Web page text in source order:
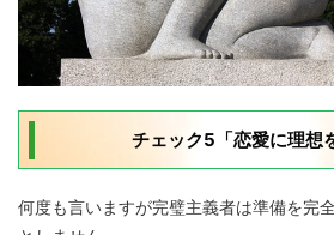
チェック5「恋愛に理想
何度も言いますが完璧主義者は準備を完